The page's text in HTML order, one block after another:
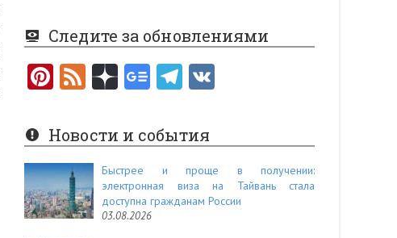
Следите за обновлениями
Pi
er
es
t
F
e
d
Новости и события
Быстрее и проще в получении:
электронная виза на Тайвань стала
доступна гражданам России
03.08.2026